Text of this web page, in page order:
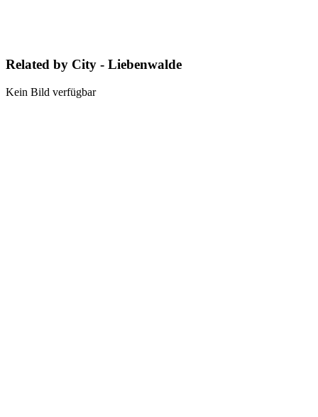
Related by City - Liebenwalde
Kein Bild verfügbar